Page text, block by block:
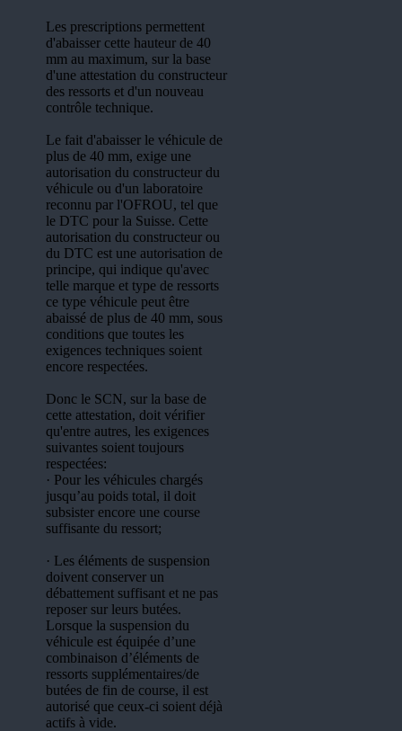
Les prescriptions permettent
d'abaisser cette hauteur de 40
mm au maximum, sur la base
d'une attestation du constructeur
des ressorts et d'un nouveau
contrôle technique.
Le fait d'abaisser le véhicule de
plus de 40 mm, exige une
autorisation du constructeur du
véhicule ou d'un laboratoire
reconnu par l'OFROU, tel que
le DTC pour la Suisse. Cette
autorisation du constructeur ou
du DTC est une autorisation de
principe, qui indique qu'avec
telle marque et type de ressorts
ce type véhicule peut être
abaissé de plus de 40 mm, sous
conditions que toutes les
exigences techniques soient
encore respectées.
Donc le SCN, sur la base de
cette attestation, doit vérifier
qu'entre autres, les exigences
suivantes soient toujours
respectées:
· Pour les véhicules chargés
jusqu’au poids total, il doit
subsister encore une course
suffisante du ressort;
· Les éléments de suspension
doivent conserver un
débattement suffisant et ne pas
reposer sur leurs butées.
Lorsque la suspension du
véhicule est équipée d’une
combinaison d’éléments de
ressorts supplémentaires/de
butées de fin de course, il est
autorisé que ceux-ci soient déjà
actifs à vide.